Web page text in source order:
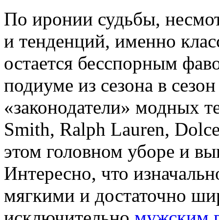
По иронии судьбы,
и тенденций, именно
остается бесспорным
подиуме из сезона в
«законодатели» модных
Smith, Ralph Lauren,
этом головном уборе и
Интересно, что
мягкими и достаточно